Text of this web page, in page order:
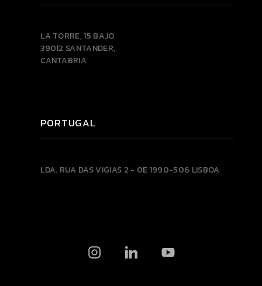
LA TORRE, 15 BAJO
39012 SANTANDER,
CANTABRIA
PORTUGAL
LDA. RUA DAS VIGIAS 2 - 0E1990-506 LISBOA